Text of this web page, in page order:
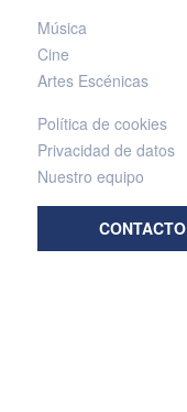
Música
Cine
Artes Escénicas
Política de cookies
Privacidad de datos
Nuestro equipo
CONTACTO